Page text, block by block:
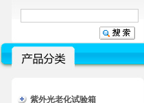
紫外光老化试验箱